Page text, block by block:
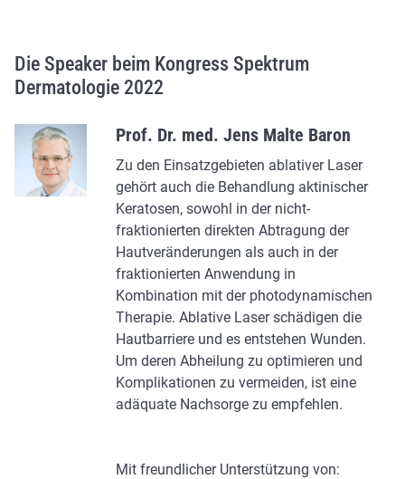
Die Speaker beim Kongress Spektrum
Dermatologie 2022
Prof. Dr. med. Jens Malte Baron
Zu den Einsatzgebieten ablativer Laser
gehört auch die Behandlung aktinischer
Keratosen, sowohl in der nicht-
fraktionierten direkten Abtragung der
Hautveränderungen als auch in der
fraktionierten Anwendung in
Kombination mit der photodynamischen
Therapie. Ablative Laser schädigen die
Hautbarriere und es entstehen Wunden.
Um deren Abheilung zu optimieren und
Komplikationen zu vermeiden, ist eine
adäquate Nachsorge zu empfehlen.
Mit freundlicher Unterstützung von: